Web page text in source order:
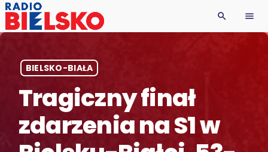
search menu
BIELSKO-BIAŁA
Tragiczny finał
zdarzenia na S1 w